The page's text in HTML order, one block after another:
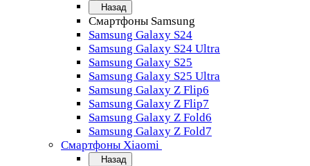
Назад
Смартфоны Samsung
Samsung Galaxy S24
Samsung Galaxy S24 Ultra
Samsung Galaxy S25
Samsung Galaxy S25 Ultra
Samsung Galaxy Z Flip6
Samsung Galaxy Z Flip7
Samsung Galaxy Z Fold6
Samsung Galaxy Z Fold7
Смартфоны Xiaomi
Назад